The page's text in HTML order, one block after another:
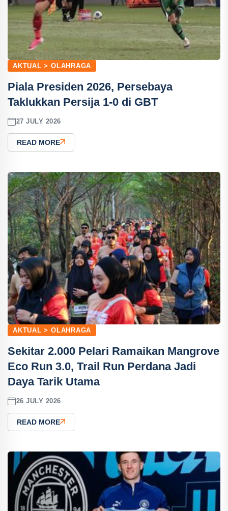
AKTUAL > OLAHRAGA
Piala Presiden 2026, Persebaya
Taklukkan Persija 1-0 di GBT
27 JULY 2026
READ MORE
AKTUAL > OLAHRAGA
Sekitar 2.000 Pelari Ramaikan Mangrove
Eco Run 3.0, Trail Run Perdana Jadi
Daya Tarik Utama
26 JULY 2026
READ MORE